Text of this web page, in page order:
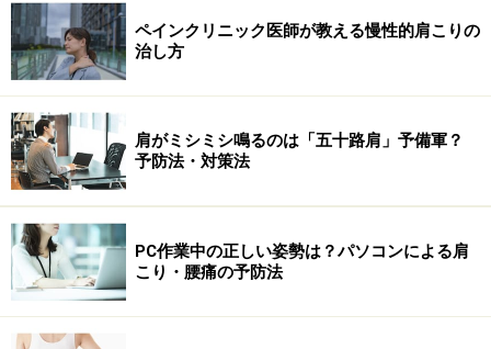
その2 精神的なストレスと忙しさから離れ
てみましょう！
ペインクリニック医師が教える慢性的肩こりの
治し方
肩がミシミシ鳴るのは「五十路肩」予備軍？
予防法・対策法
PC作業中の正しい姿勢は？パソコンによる肩
こり・腰痛の予防法